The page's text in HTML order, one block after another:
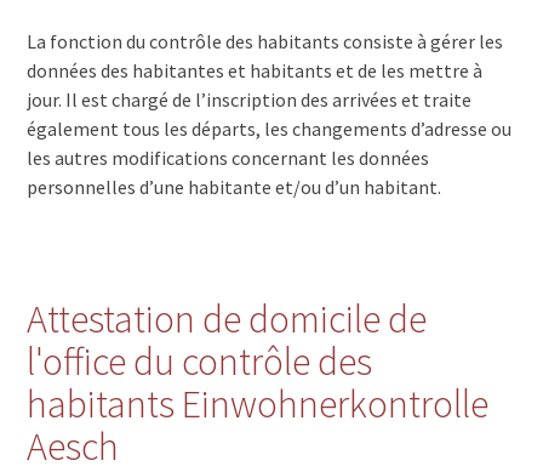
La fonction du contrôle des habitants consiste à gérer les
données des habitantes et habitants et de les mettre à
jour. Il est chargé de l’inscription des arrivées et traite
également tous les départs, les changements d’adresse ou
les autres modifications concernant les données
personnelles d’une habitante et/ou d’un habitant.
Attestation de domicile de
l'office du contrôle des
habitants Einwohnerkontrolle
Aesch